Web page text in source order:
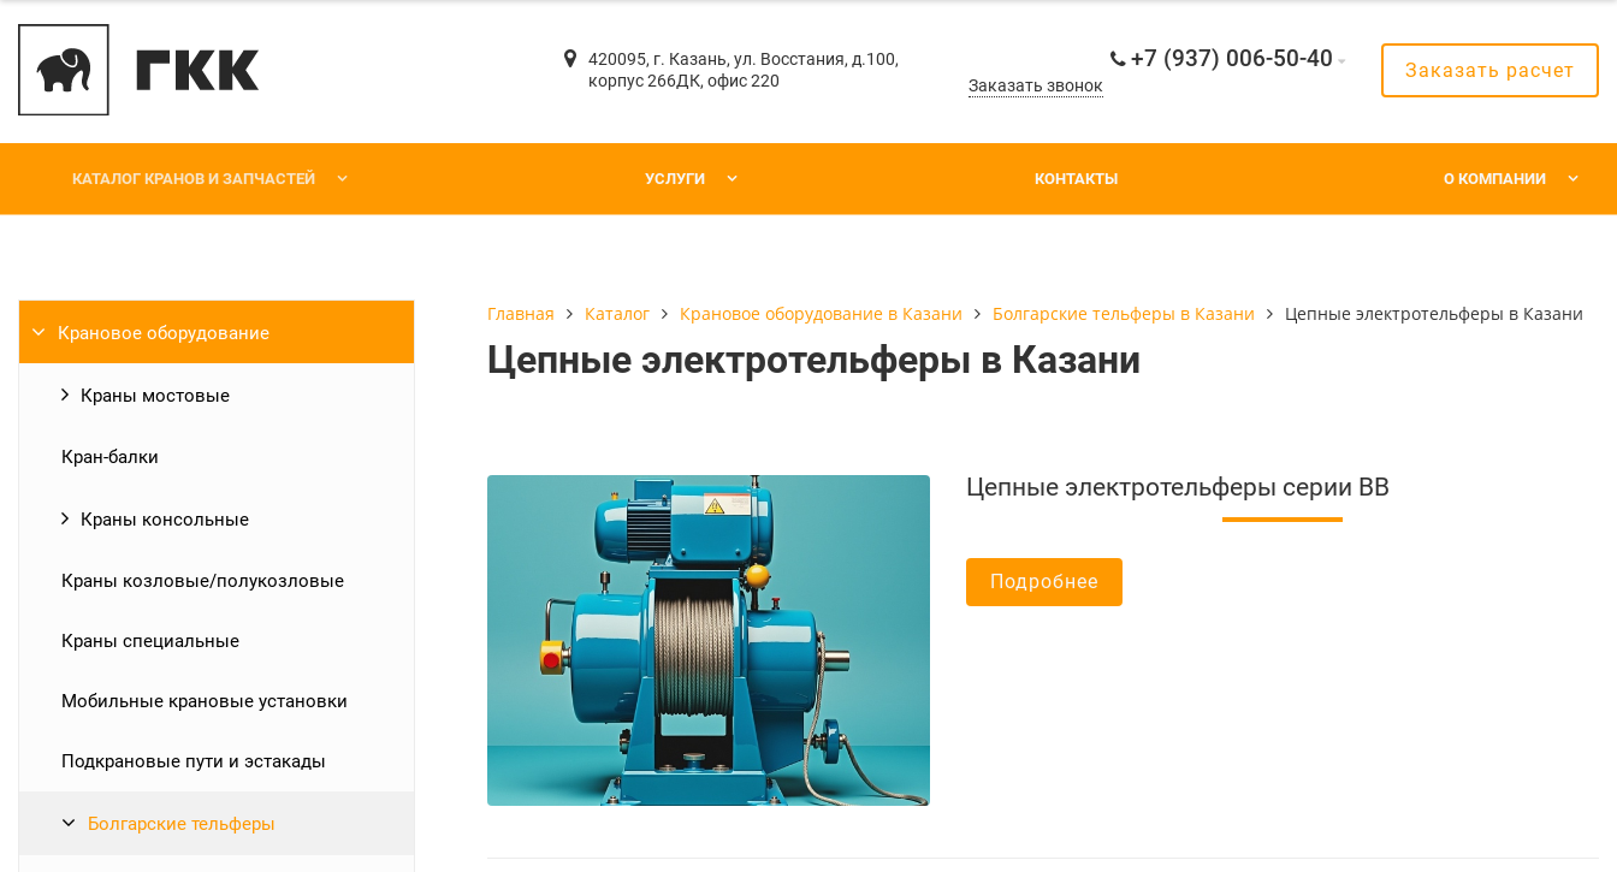
420095, г. Казань, ул. Восстания, д.100,
корпус 266ДК, офис 220
+7 (937) 006-50-40
Заказать звонок
Заказать расчет
КАТАЛОГ КРАНОВ И ЗАПЧАСТЕЙ УСЛУГИ КОНТАКТЫ О КОМПАНИИ
Крановое оборудование
Краны мостовые
Кран-балки
Краны консольные
Краны козловые/полукозловые
Краны специальные
Мобильные крановые установки
Подкрановые пути и эстакады
Болгарские тельферы
Главная Каталог Крановое оборудование в Казани Болгарские тельферы в Казани Цепные электротельферы в Казани
Цепные электротельферы в Казани
Цепные электротельферы серии BB
Подробнее